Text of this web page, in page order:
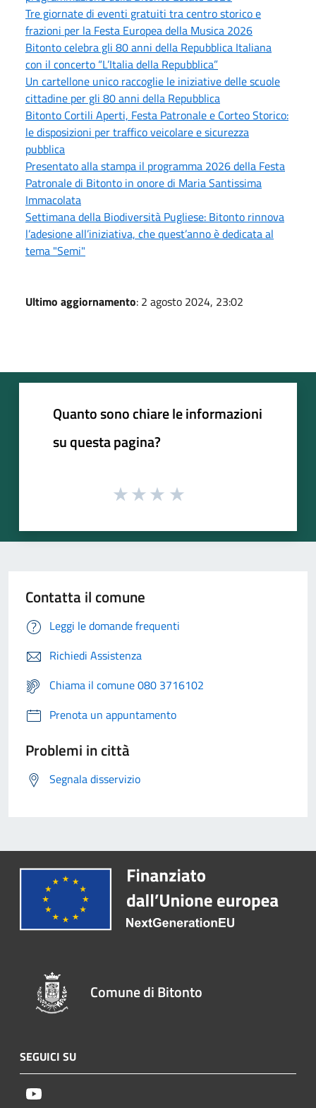
Tre giornate di eventi gratuiti tra centro storico e
frazioni per la Festa Europea della Musica 2026
Bitonto celebra gli 80 anni della Repubblica Italiana
con il concerto “L’Italia della Repubblica”
Un cartellone unico raccoglie le iniziative delle scuole
cittadine per gli 80 anni della Repubblica
Bitonto Cortili Aperti, Festa Patronale e Corteo Storico:
le disposizioni per traffico veicolare e sicurezza
pubblica
Presentato alla stampa il programma 2026 della Festa
Patronale di Bitonto in onore di Maria Santissima
Immacolata
Settimana della Biodiversità Pugliese: Bitonto rinnova
l’adesione all’iniziativa, che quest’anno è dedicata al
tema "Semi"
Ultimo aggiornamento: 2 agosto 2024, 23:02
Quanto sono chiare le informazioni
su questa pagina?
Contatta il comune
Leggi le domande frequenti
Richiedi Assistenza
Chiama il comune 080 3716102
Prenota un appuntamento
Problemi in città
Segnala disservizio
Comune di Bitonto
SEGUICI SU